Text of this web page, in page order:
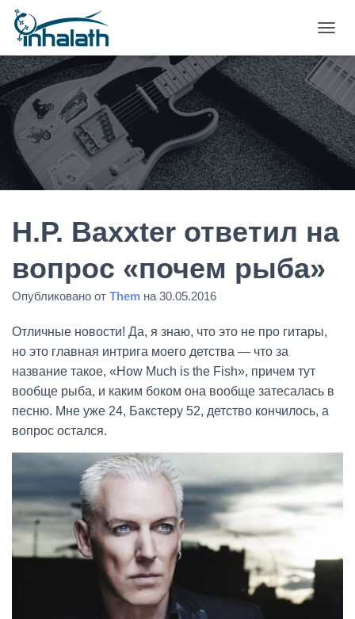
Е
Р
К
Л
Ю
Ч
Ь
В
H.P. Baxxter ответил на
вопрос «почем рыба»
Опубликовано от Them на 30.05.2016
Отличные новости! Да, я знаю, что это не про гитары,
но это главная интрига моего детства — что за
название такое, «How Much is the Fish», причем тут
вообще рыба, и каким боком она вообще затесалась в
песню. Мне уже 24, Бакстеру 52, детство кончилось, а
вопрос остался.